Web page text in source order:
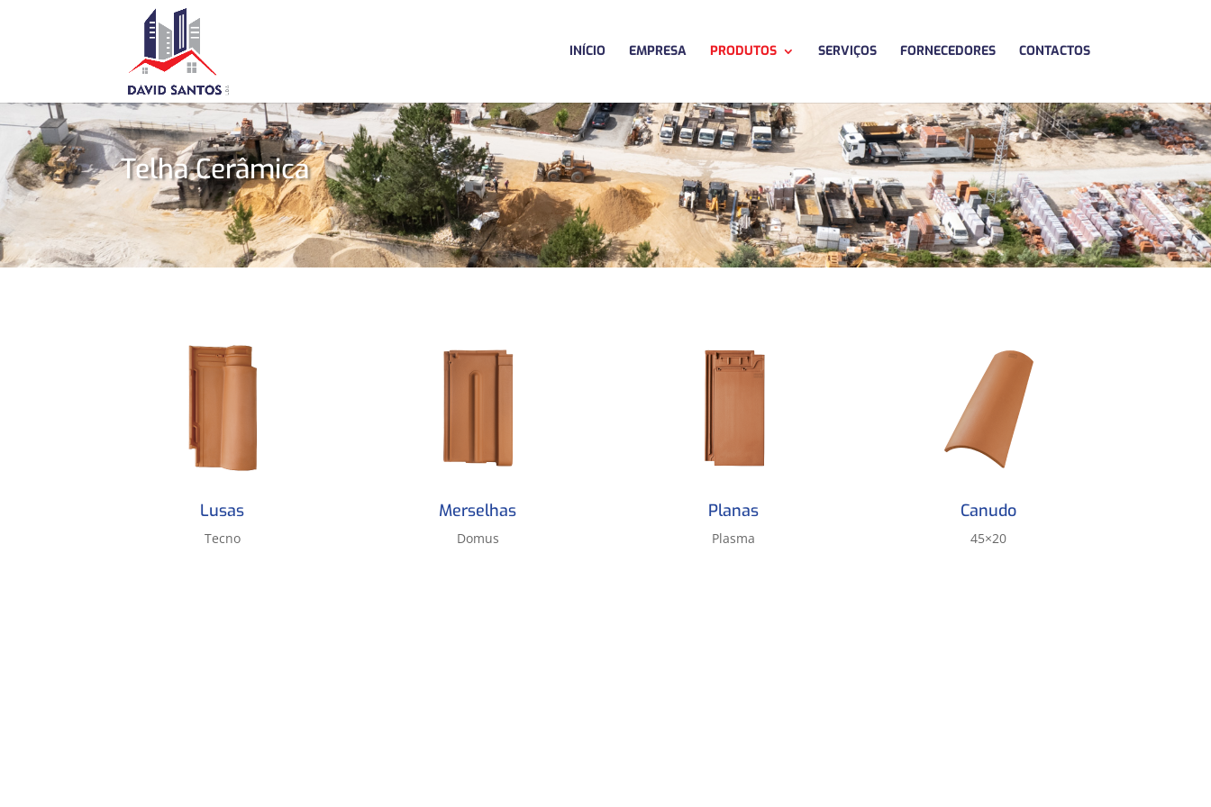
INÍCIO EMPRESA PRODUTOS SERVIÇOS FORNECEDORES CONTACTOS
Telha Cerâmica
Lusas
Tecno
Merselhas
Domus
Planas
Plasma
Canudo
45×20